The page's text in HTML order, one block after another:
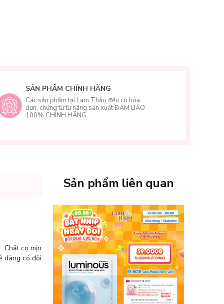
SẢN PHẨM CHÍNH HÃNG
Các sản phẩm tại Lam Thảo đều có hóa
đơn, chứng từ từ hãng sản xuất ĐẢM BẢO
100% CHÍNH HÃNG
Chất cọ mịn
dàng có đôi
Sản phẩm liên quan